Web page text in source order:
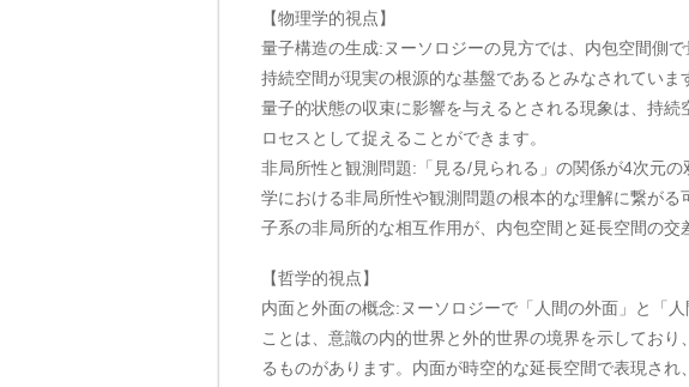
【物理学的視点】
量子構造の生成:ヌーソロジーの見方では、内包空間側
持続空間が現実の根源的な基盤であるとみなされてい
量子的状態の収束に影響を与えるとされる現象は、持
ロセスとして捉えることができます。
非局所性と観測問題:「見る/見られる」の関係が4次元
学における非局所性や観測問題の根本的な理解に繋が
子系の非局所的な相互作用が、内包空間と延長空間の交
【哲学的視点】
内面と外面の概念:ヌーソロジーで「人間の外面」と「
ことは、意識の内的世界と外的世界の境界を示してお
るものがあります。内面が時空的な延長空間で表現さ